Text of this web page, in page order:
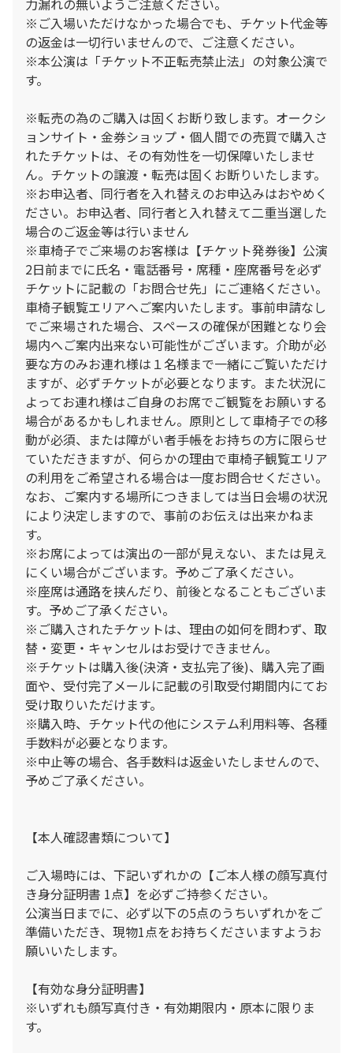
※ご入場いただけなかった場合でも、チケット代金等
の返金は一切行いませんので、ご注意ください。
※本公演は「チケット不正転売禁止法」の対象公演で
す。
※転売の為のご購入は固くお断り致します。オークシ
ョンサイト・金券ショップ・個人間での売買で購入さ
れたチケットは、その有効性を一切保障いたしませ
ん。チケットの譲渡・転売は固くお断りいたします。
※お申込者、同行者を入れ替えのお申込みはおやめく
ださい。お申込者、同行者と入れ替えて二重当選した
場合のご返金等は行いません
※車椅子でご来場のお客様は【チケット発券後】公演
2日前までに氏名・電話番号・席種・座席番号を必ず
チケットに記載の「お問合せ先」にご連絡ください。
車椅子観覧エリアへご案内いたします。事前申請なし
でご来場された場合、スペースの確保が困難となり会
場内へご案内出来ない可能性がございます。介助が必
要な方のみお連れ様は１名様まで一緒にご覧いただけ
ますが、必ずチケットが必要となります。また状況に
よってお連れ様はご自身のお席でご観覧をお願いする
場合があるかもしれません。原則として車椅子での移
動が必須、または障がい者手帳をお持ちの方に限らせ
ていただきますが、何らかの理由で車椅子観覧エリア
の利用をご希望される場合は一度お問合せください。
なお、ご案内する場所につきましては当日会場の状況
により決定しますので、事前のお伝えは出来かねま
す。
※お席によっては演出の一部が見えない、または見え
にくい場合がございます。予めご了承ください。
※座席は通路を挟んだり、前後となることもございま
す。予めご了承ください。
※ご購入されたチケットは、理由の如何を問わず、取
替・変更・キャンセルはお受けできません。
※チケットは購入後(決済・支払完了後)、購入完了画
面や、受付完了メールに記載の引取受付期間内にてお
受け取りいただけます。
※購入時、チケット代の他にシステム利用料等、各種
手数料が必要となります。
※中止等の場合、各手数料は返金いたしませんので、
予めご了承ください。
【本人確認書類について】
ご入場時には、下記いずれかの【ご本人様の顔写真付
き身分証明書 1点】を必ずご持参ください。
公演当日までに、必ず以下の5点のうちいずれかをご
準備いただき、現物1点をお持ちくださいますようお
願いいたします。
【有効な身分証明書】
※いずれも顔写真付き・有効期限内・原本に限りま
す。